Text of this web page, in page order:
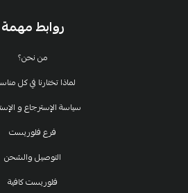
روابط مهمة
من نحن؟
لماذا تختارنا في كل
سياسة الإسترجاع و
فرع فلوريست
التوصيل والشحن
فلوريست كافية